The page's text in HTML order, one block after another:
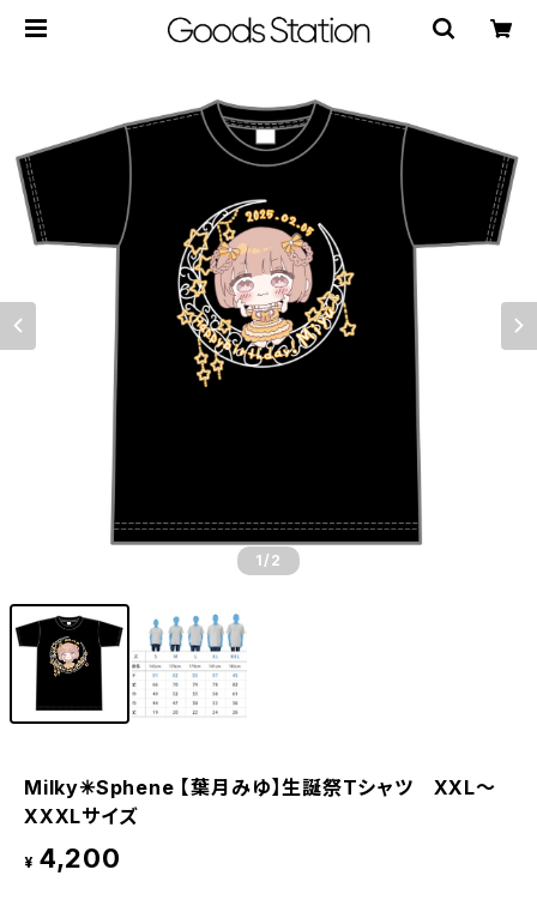
1 /2
Milky✳︎Sphene 【葉月みゆ】生誕祭Tシャツ XXL〜
XXXLサイズ
¥ 4,200